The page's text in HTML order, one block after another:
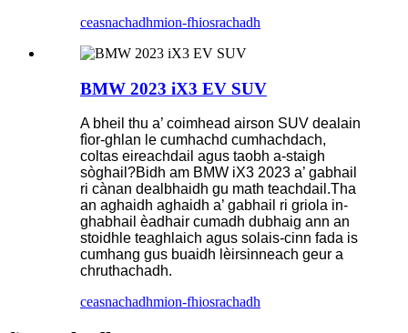
ceasnachadhmion-fhiosrachadh
BMW 2023 iX3 EV SUV
A bheil thu a’ coimhead airson SUV dealain
fìor-ghlan le cumhachd cumhachdach,
coltas eireachdail agus taobh a-staigh
sòghail?Bidh am BMW iX3 2023 a’ gabhail
ri cànan dealbhaidh gu math teachdail.Tha
an aghaidh aghaidh a’ gabhail ri griola in-
ghabhail èadhair cumadh dubhaig ann an
stoidhle teaghlaich agus solais-cinn fada is
cumhang gus buaidh lèirsinneach geur a
chruthachadh.
ceasnachadhmion-fhiosrachadh